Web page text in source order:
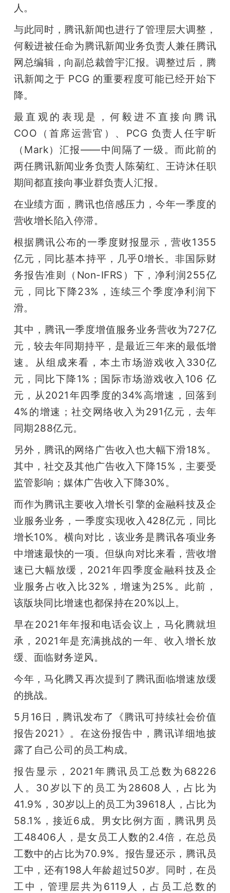
人。
与此同时，腾讯新闻也进行了管理层大调整，
何毅进被任命为腾讯新闻业务负责人兼任腾讯
网总编辑，向副总裁曾宇汇报。调整过后，腾
讯新闻之于 PCG 的重要程度可能已经开始下
降。
最直观的表现是，何毅进不直接向腾讯
COO（首席运营官）、PCG 负责人任宇昕
（Mark）汇报——中间隔了一级。而此前的
两任腾讯新闻业务负责人陈菊红、王诗沐任职
期间都直接向事业群负责人汇报。
在业绩方面，腾讯也倍感压力，今年一季度的
营收增长陷入停滞。
根据腾讯公布的一季度财报显示，营收1355
亿元，同比基本持平，几乎0增长。非国际财
务报告准则（Non-IFRS）下，净利润255亿
元，同比下降23%，连续三个季度净利润下
滑。
其中，腾讯一季度增值服务业务营收为727亿
元，较去年同期持平，是最近三年来的最低增
速。从组成来看，本土市场游戏收入330亿
元，同比下降1%；国际市场游戏收入106 亿
元，从2021年四季度的34%高增速，回落到
4%的增速；社交网络收入为291亿元，去年
同期288亿元。
另外，腾讯的网络广告收入也大幅下滑18%。
其中，社交及其他广告收入下降15%，主要受
监管影响；媒体广告收入下降30%。
而作为腾讯主要收入增长引擎的金融科技及企
业服务业务，一季度实现收入428亿元，同比
增长10%。横向对比，该业务是腾讯各项业务
中增速最快的一项。但纵向对比来看，营收增
速已大幅放缓，2021年四季度金融科技及企
业服务占收入比32%，增速为25%。此前，
该版块同比增速也都保持在20%以上。
早在2021年年报和电话会议上，马化腾就坦
承，2021年是充满挑战的一年、收入增长放
缓、面临财务逆风。
今年，马化腾又再次提到了腾讯面临增速放缓
的挑战。
5月16日，腾讯发布了《腾讯可持续社会价值
报告2021》。在这份报告中，腾讯详细地披
露了自己公司的员工构成。
报告显示，2021年腾讯员工总数为68226
人。30岁以下的员工为28608人，占比为
41.9%，30岁以上的员工为39618人，占比为
58.1%，接近6成。男女比例方面，腾讯男员
工48406人，是女员工人数的2.4倍，在总员
工数中的占比为70.9%。报告显还示，腾讯员
工中，还有198人年龄超过50岁。同时，在员
工中，管理层共为6119人，占员工总数的